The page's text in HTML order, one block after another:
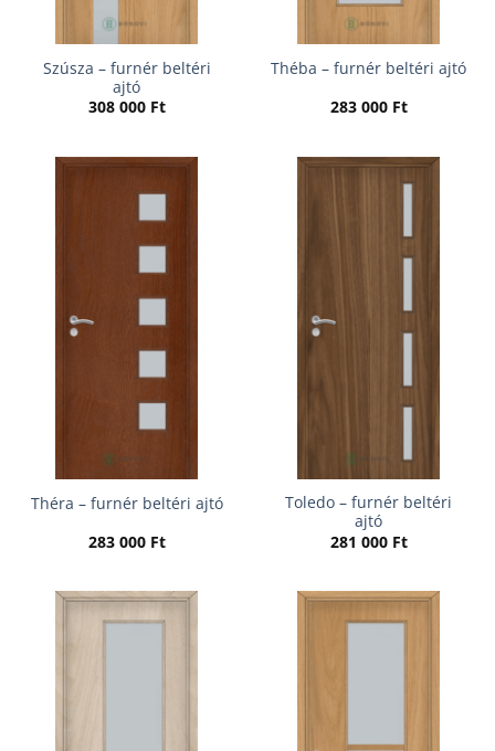
Szúsza – furnér beltéri
ajtó
308 000 Ft
Théba – furnér beltéri ajtó
283 000 Ft
Théra – furnér beltéri ajtó
283 000 Ft
Toledo – furnér beltéri
ajtó
281 000 Ft